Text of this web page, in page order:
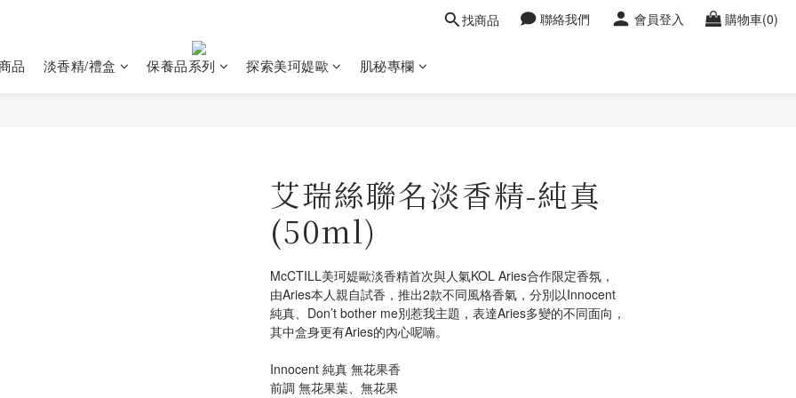
找商品 聯絡我們 會員登入 購物車(0)
品 淡香精/禮盒 保養品系列 探索美珂媞歐 肌秘專欄
艾瑞絲聯名淡香精-純真
(50ml)
McCTILL美珂媞歐淡香精首次與人氣KOL Aries合作限定香氛，
由Aries本人親自試香，推出2款不同風格香氣，分別以Innocent
純真、Don’t bother me別惹我主題，表達Aries多變的不同面向，
其中盒身更有Aries的內心呢喃。
Innocent 純真 無花果香
前調 無花果葉、無花果